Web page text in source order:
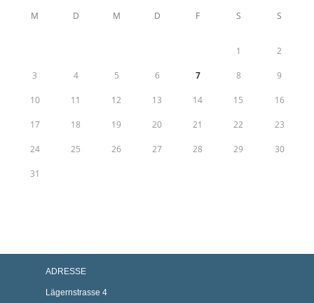
M D M D F S S
1 2
3 4 5 6 7 8 9
10 11 12 13 14 15 16
17 18 19 20 21 22 23
24 25 26 27 28 29 30
31
ADRESSE
Lägernstrasse 4